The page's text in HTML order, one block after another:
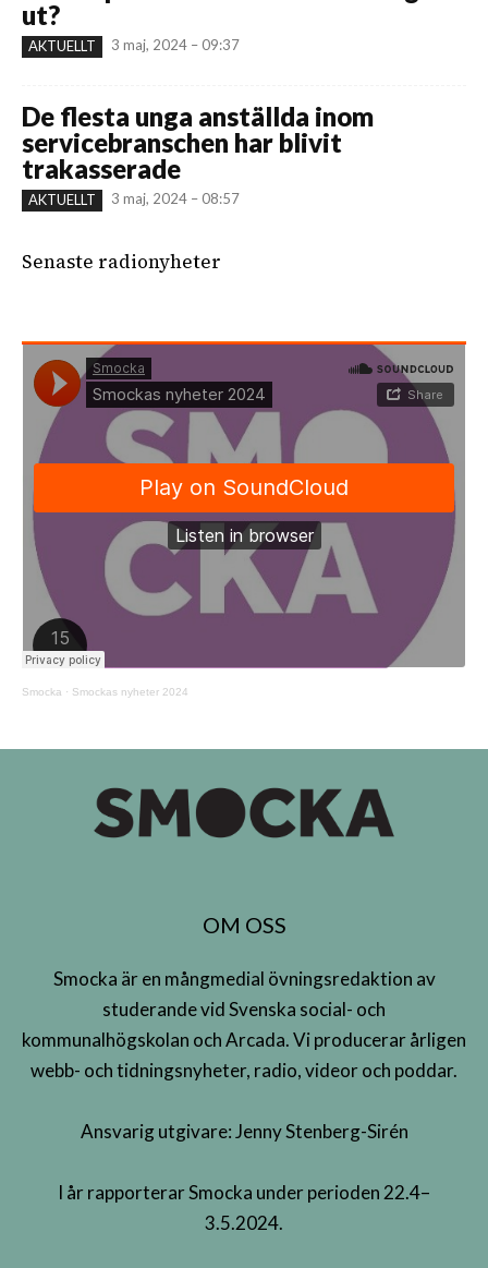
ut?
AKTUELLT 3 maj, 2024 – 09:37
De flesta unga anställda inom
servicebranschen har blivit
trakasserade
AKTUELLT 3 maj, 2024 – 08:57
Senaste radionyheter
Smocka · Smockas nyheter 2024
OM OSS
Smocka är en mångmedial övningsredaktion av
studerande vid Svenska social- och
kommunalhögskolan och Arcada. Vi producerar årligen
webb- och tidningsnyheter, radio, videor och poddar.
Ansvarig utgivare: Jenny Stenberg-Sirén
I år rapporterar Smocka under perioden 22.4–
3.5.2024.